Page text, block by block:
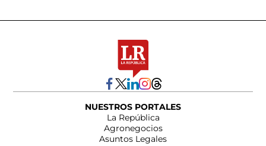
NUESTROS PORTALES
La República
Agronegocios
Asuntos Legales